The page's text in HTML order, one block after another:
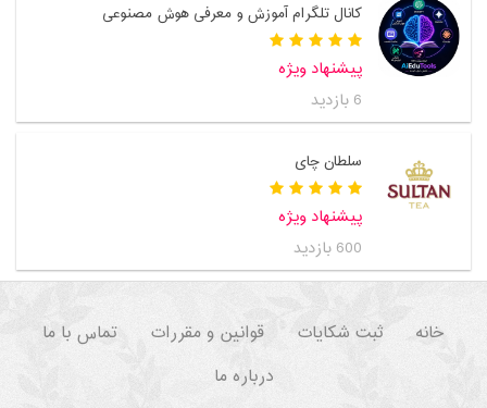
کانال تلگرام آموزش و معرفی هوش مصنوعی
پیشنهاد ویژه
6 بازدید
سلطان چای
پیشنهاد ویژه
600 بازدید
خانه ثبت شکایات قوانین و مقررات
تماس با ما
درباره ما